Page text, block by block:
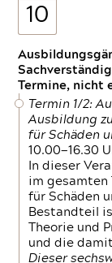
10
Termine, nicht
Termin 1/2:
Ausbildung
für Schäden
10.00—16.30
In dieser
im gesamten
für Schäden
Bestandteil
Theorie und
und die
Dieser